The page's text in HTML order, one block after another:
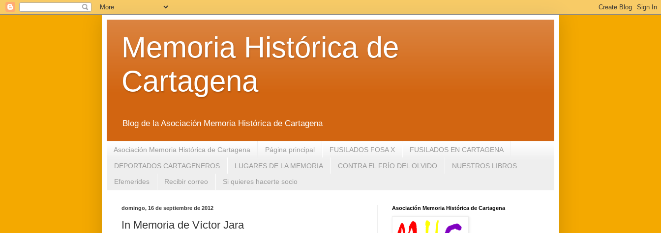
Memoria Histórica de
Cartagena
Blog de la Asociación Memoria Histórica de Cartagena
Asociación Memoria Histórica de Cartagena Página principal FUSILADOS FOSA X FUSILADOS EN CARTAGENA
DEPORTADOS CARTAGENEROS LUGARES DE LA MEMORIA CONTRA EL FRÍO DEL OLVIDO NUESTROS LIBROS
Efemerides Recibir correo Si quieres hacerte socio
domingo, 16 de septiembre de 2012
In Memoria de Víctor Jara
Asociación Memoria Histórica de Cartagena